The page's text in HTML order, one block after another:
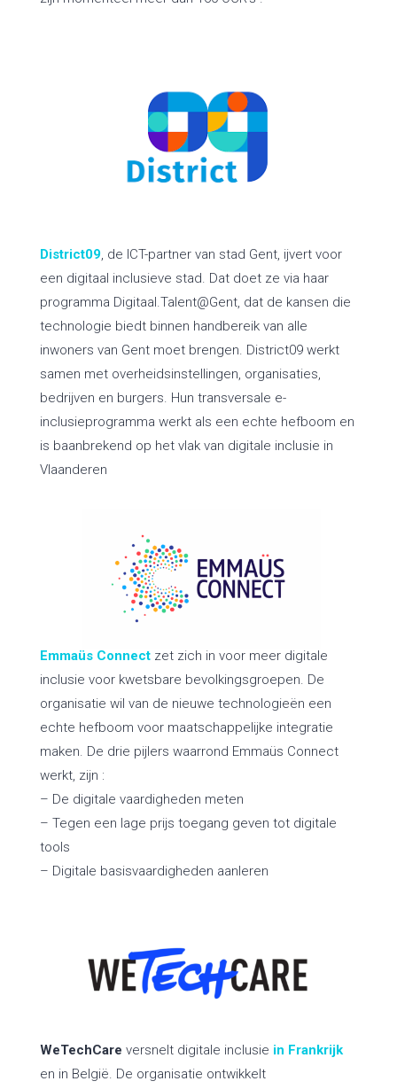
District09, de ICT-partner van stad Gent, ijvert voor
een digitaal inclusieve stad. Dat doet ze via haar
programma Digitaal.Talent@Gent, dat de kansen die
technologie biedt binnen handbereik van alle
inwoners van Gent moet brengen. District09 werkt
samen met overheidsinstellingen, organisaties,
bedrijven en burgers. Hun transversale e-
inclusieprogramma werkt als een echte hefboom en
is baanbrekend op het vlak van digitale inclusie in
Vlaanderen
Emmaüs Connect zet zich in voor meer digitale
inclusie voor kwetsbare bevolkingsgroepen. De
organisatie wil van de nieuwe technologieën een
echte hefboom voor maatschappelijke integratie
maken. De drie pijlers waarrond Emmaüs Connect
werkt, zijn :
– De digitale vaardigheden meten
– Tegen een lage prijs toegang geven tot digitale
tools
– Digitale basisvaardigheden aanleren
WeTechCare versnelt digitale inclusie in Frankrijk
en in België. De organisatie ontwikkelt